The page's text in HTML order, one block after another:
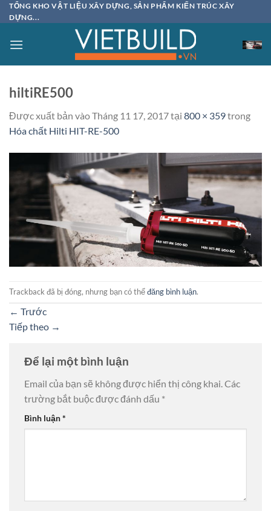
Bỏ
qua
dung
TỔNG KHO VẬT LIỆU XÂY DỰNG, SẢN PHẨM KIẾN TRÚC XÂY
DỰNG...
hiltiRE500
Được xuất bản vàoTháng 11 17, 2017tại 800 × 359trong
Hóa chất Hilti HIT-RE-500
Trackback đã bị đóng, nhưng bạn có thểđăng bình luận.
← Trước
Tiếp theo →
Để lại một bình luận
Email của bạn sẽ không được hiển thị công khai.Các
trường bắt buộc được đánh dấu *
Bình luận*